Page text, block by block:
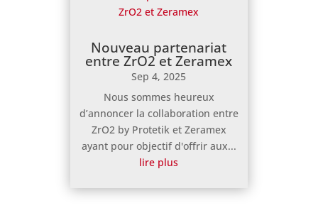
Nouveau partenariat
entre ZrO2 et Zeramex
Sep 4, 2025
Nous sommes heureux
d’annoncer la collaboration entre
ZrO2 by Protetik et Zeramex
ayant pour objectif d'offrir aux...
lire plus